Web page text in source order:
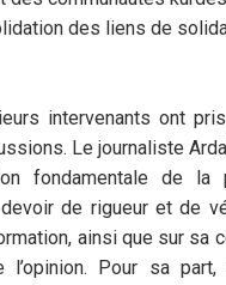
des liens de
intervenants ont
Le journaliste
fondamentale de la
de rigueur et de
ainsi que sur sa
l’opinion. Pour sa